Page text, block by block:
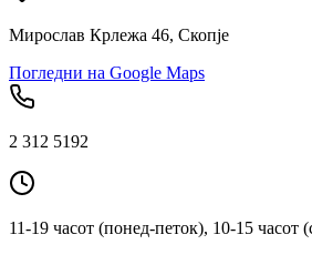
Мирослав Крлежа 46, Скопје
Погледни на Google Maps
2 312 5192
11-19 часот (понед-петок), 10-15 часот